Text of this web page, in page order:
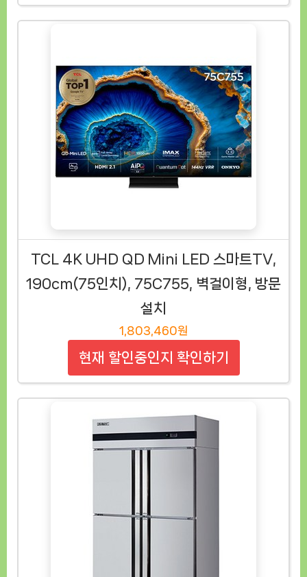
TCL 4K UHD QD Mini LED 스마트TV,
190cm(75인치), 75C755, 벽걸이형, 방문
설치
1,803,460원
현재 할인중인지 확인하기